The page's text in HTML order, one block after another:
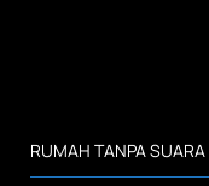
RUMAH TANPA